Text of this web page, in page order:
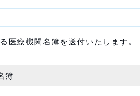
医療機関名簿を送付いたします。
簿